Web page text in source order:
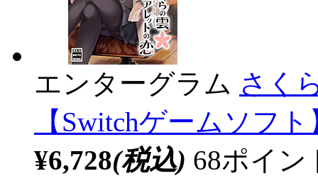
エンターグラム さく
【Switchゲームソフト
¥6,728(税込) 68ポイ